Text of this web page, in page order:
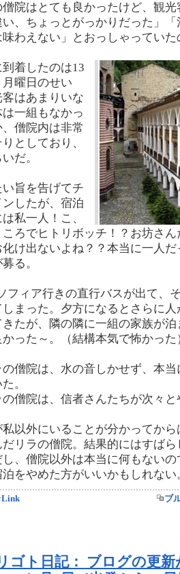
僧院はとても良かったけど、観
い、ちょっとがっかりだった」
わえない」とおっしゃってい
到着したのは13
曜日のせい
はあまりいな
一組もなかっ
僧院内は非常
としており、
だ。
旨を告げてチ
ンしたが、宿泊
私一人！こ、
ころでヒトリボッチ！？お坊さ
化け出ないよね？？本当に一人
る。
フィア行きの直行バスが出て、
しまった。夕方になるとさらに
きたが、隣の隣に一組の家族が
った～。（結構本気で怖かった
僧院は、水の音しかせず、本
。
僧院は、信者さんたちが次々
以外にいることが分かってか
だリラの僧院。結果的にはすば
し、僧院以外は本当に何もない
泊をやめた方がいいかもしれない
Link ブ
ゴト日記： ブログの更